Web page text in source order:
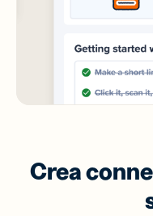
Crea